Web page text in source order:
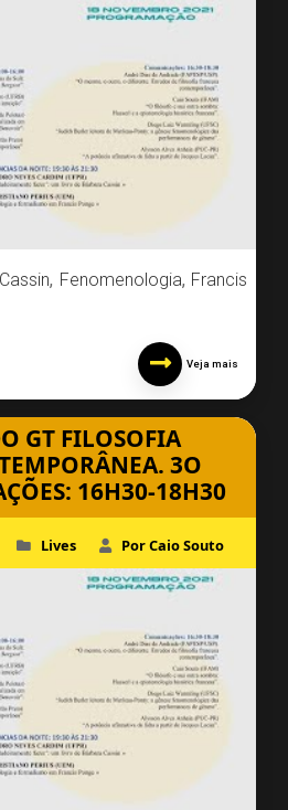
, Fenomenologia, Francis
Veja mais
GT FILOSOFIA
3O
16H30-18H30
Lives Por Caio Souto